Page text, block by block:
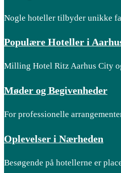
Nogle hoteller tilbyder unikke
Populære Hoteller i
Milling Hotel Ritz Aarhus City
Møder og Begivenheder
For professionelle
Oplevelser i Nærheden
Besøgende på hotellerne er